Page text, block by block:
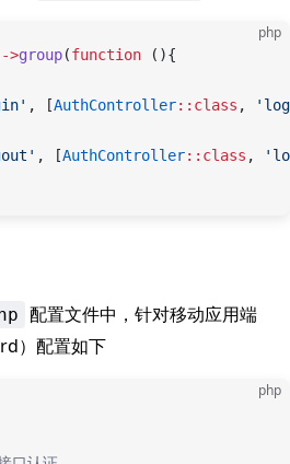
php
->group(function (){
, [AuthController::class ,
, [AuthController::class ,
配置文件中，针对移动应用端
）配置如下
php